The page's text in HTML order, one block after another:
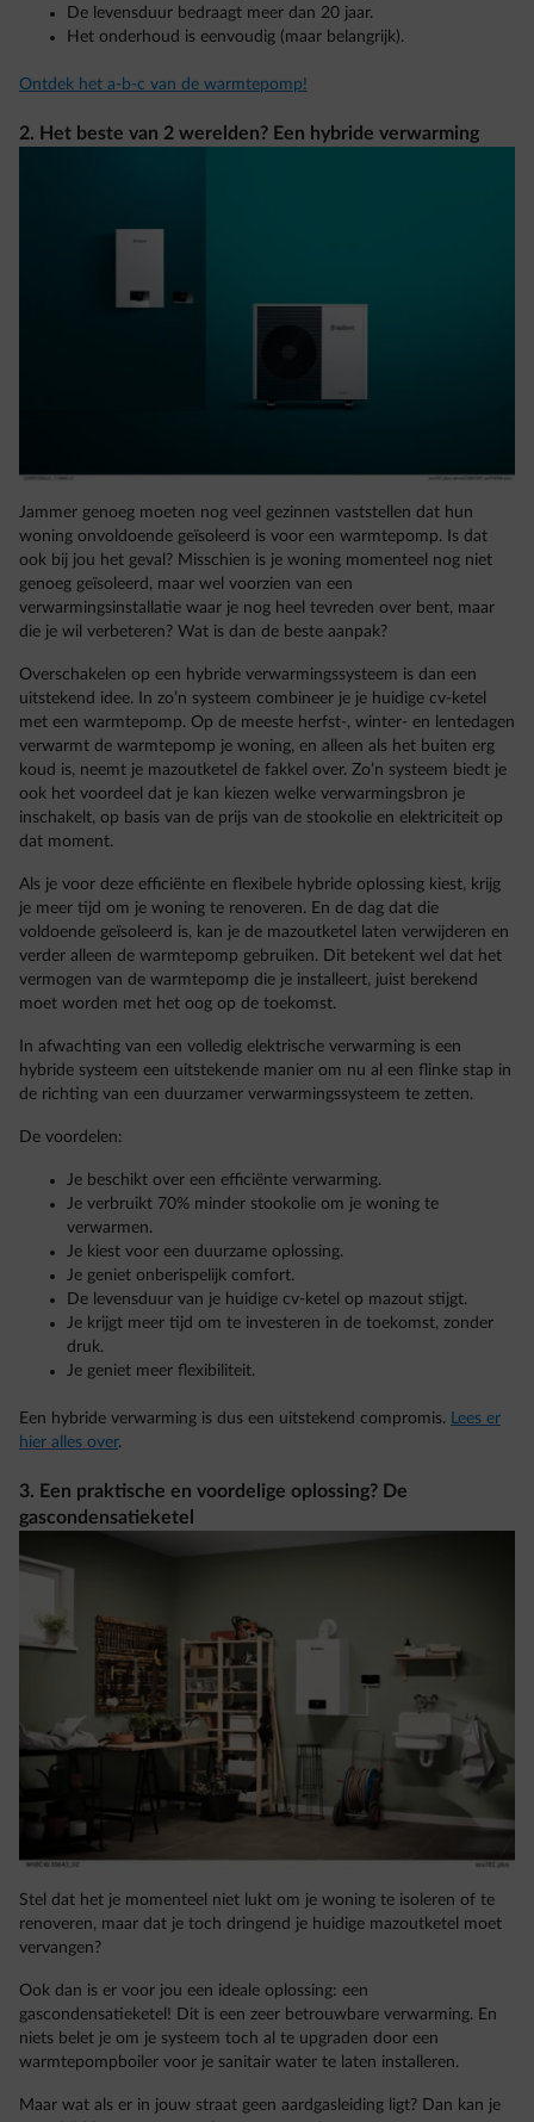
De levensduur bedraagt meer dan 20 jaar.
Het onderhoud is eenvoudig (maar belangrijk).
Ontdek het a-b-c van de warmtepomp!
2. Het beste van 2 werelden? Een hybride verwarming
Jammer genoeg moeten nog veel gezinnen vaststellen dat hun
woning onvoldoende geïsoleerd is voor een warmtepomp. Is dat
ook bij jou het geval? Misschien is je woning momenteel nog niet
genoeg geïsoleerd, maar wel voorzien van een
verwarmingsinstallatie waar je nog heel tevreden over bent, maar
die je wil verbeteren? Wat is dan de beste aanpak?
Overschakelen op een hybride verwarmingssysteem is dan een
uitstekend idee. In zo’n systeem combineer je je huidige cv-ketel
met een warmtepomp. Op de meeste herfst-, winter- en lentedagen
verwarmt de warmtepomp je woning, en alleen als het buiten erg
koud is, neemt je mazoutketel de fakkel over. Zo’n systeem biedt je
ook het voordeel dat je kan kiezen welke verwarmingsbron je
inschakelt, op basis van de prijs van de stookolie en elektriciteit op
dat moment.
Als je voor deze efficiënte en flexibele hybride oplossing kiest, krijg
je meer tijd om je woning te renoveren. En de dag dat die
voldoende geïsoleerd is, kan je de mazoutketel laten verwijderen en
verder alleen de warmtepomp gebruiken. Dit betekent wel dat het
vermogen van de warmtepomp die je installeert, juist berekend
moet worden met het oog op de toekomst.
In afwachting van een volledig elektrische verwarming is een
hybride systeem een uitstekende manier om nu al een flinke stap in
de richting van een duurzamer verwarmingssysteem te zetten.
De voordelen:
Je beschikt over een efficiënte verwarming.
Je verbruikt 70% minder stookolie om je woning te
verwarmen.
Je kiest voor een duurzame oplossing.
Je geniet onberispelijk comfort.
De levensduur van je huidige cv-ketel op mazout stijgt.
Je krijgt meer tijd om te investeren in de toekomst, zonder
druk.
Je geniet meer flexibiliteit.
Een hybride verwarming is dus een uitstekend compromis.
Lees er
hier alles over.
3. Een praktische en voordelige oplossing? De
gascondensatieketel
Stel dat het je momenteel niet lukt om je woning te isoleren of te
renoveren, maar dat je toch dringend je huidige mazoutketel moet
vervangen?
Ook dan is er voor jou een ideale oplossing: een
gascondensatieketel! Dit is een zeer betrouwbare verwarming. En
niets belet je om je systeem toch al te upgraden door een
warmtepompboiler voor je sanitair water te laten installeren.
Maar wat als er in jouw straat geen aardgasleiding ligt? Dan kan je